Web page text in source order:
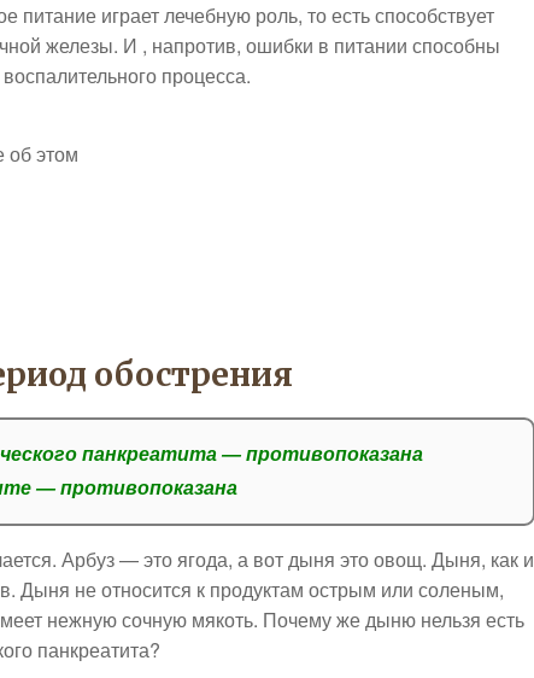
играет лечебную роль, то есть способствует
железы. И , напротив, ошибки в питании способны
процесса.
об этом
обострения
панкреатита — противопоказана
— противопоказана
Арбуз — это ягода, а вот дыня это овощ. Дыня, как и
Дыня не относится к продуктам острым или соленым,
нежную сочную мякоть. Почему же дыню нельзя есть
панкреатита?